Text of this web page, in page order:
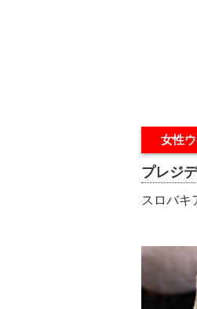
女性
プレジ
スロバキ